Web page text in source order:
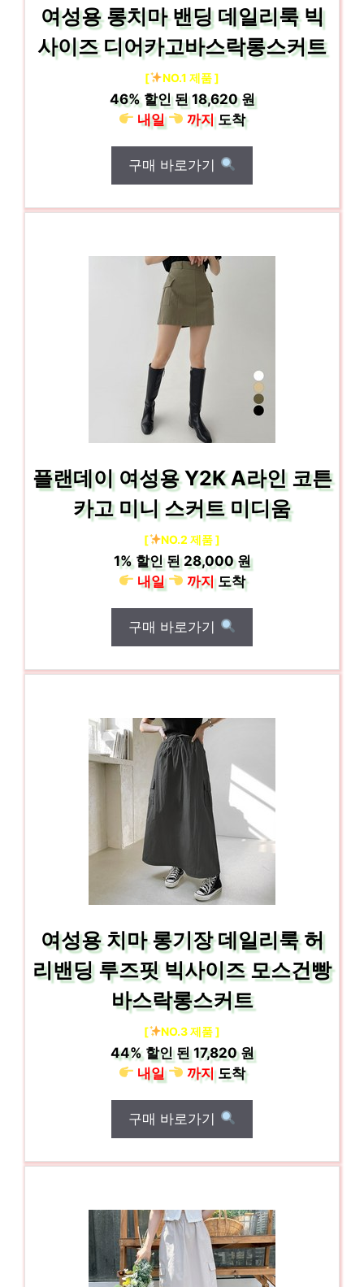
여성용 롱치마 밴딩 데일리룩 빅
사이즈 디어카고바스락롱스커트
[ NO.1 제품 ]
46%할인 된18,620 원
내일
까지도착
구매 바로가기
플랜데이 여성용 Y2K A라인 코튼
카고 미니 스커트 미디움
[ NO.2 제품 ]
1%할인 된28,000 원
내일
까지도착
구매 바로가기
여성용 치마 롱기장 데일리룩 허
리밴딩 루즈핏 빅사이즈 모스건빵
바스락롱스커트
[ NO.3 제품 ]
44%할인 된17,820 원
내일
까지도착
구매 바로가기